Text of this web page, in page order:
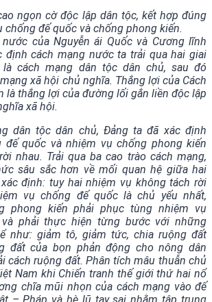
ngọn cờ độc lập dân tộc, kết hợp đúng
chống đế quốc và chống phong kiến.
của Nguyễn ái Quốc và Cương lĩnh
định cách mạng nước ta trải qua hai giai
cách mạng dân tộc dân chủ, sau đó
xã hội chủ nghĩa. Thắng lợi của Cách
là thắng lợi của đường lối gắn liền độc lập
xã hội.
dân tộc dân chủ, Đảng ta đã xác định
đế quốc và nhiệm vụ chống phong kiến
nhau. Trải qua ba cao trào cách mạng,
sâu sắc hơn về mối quan hệ giữa hai
định: tuy hai nhiệm vụ không tách rời
vụ chống đế quốc là chủ yếu nhất,
phong kiến phải phục tùng nhiệm vụ
phải thực hiện từng bước với những
như: giảm tô, giảm tức, chia ruộng đất
đất của bọn phản động cho nông dân
cách ruộng đất. Phân tích mâu thuẫn chủ
Nam khi Chiến tranh thế giới thứ hai nổ
chĩa mũi nhọn của cách mạng vào đế